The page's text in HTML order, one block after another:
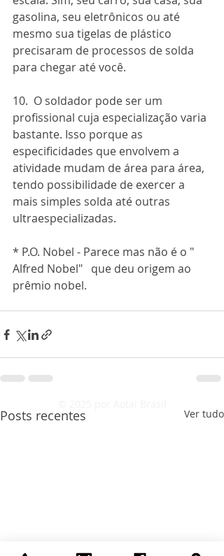
gasolina, seu eletrônicos ou até
mesmo sua tigelas de plástico
precisaram de processos de solda
para chegar até você.
10.  O soldador pode ser um
profissional cuja especialização varia
bastante. Isso porque as
especificidades que envolvem a
atividade mudam de área para área,
tendo possibilidade de exercer a
mais simples solda até outras
ultraespecializadas.
* P.O. Nobel - Parece mas não é o "
Alfred Nobel"   que deu origem ao
prêmio nobel.
Posts recentes Ver tudo